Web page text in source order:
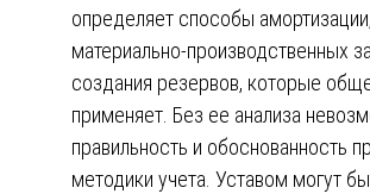
определяет способы
материально-производственных
создания резервов, которые
применяет. Без ее анализа
правильность и обоснованность
методики учета. Уставом могут